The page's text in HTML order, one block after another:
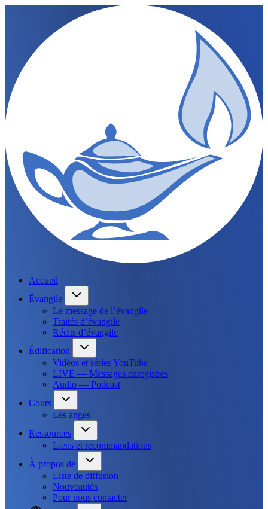
Accueil
Évangile
Le message de l’évangile
Traités d’évangile
Récits d’évangile
Édification
Vidéos et séries YouTube
LIVE — Messages enregistrés
Audio — Podcast
Cours
Les anges
Ressources
Liens et recommandations
À propos de
Liste de diffusion
Nouveautés
Pour nous contacter